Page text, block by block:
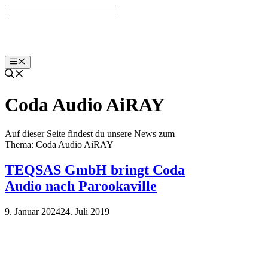
Inhalt
Menü
Coda Audio AiRAY
Auf dieser Seite findest du unsere News zum
Thema: Coda Audio AiRAY
TEQSAS GmbH bringt Coda
Audio nach Parookaville
9. Januar 202424. Juli 2019